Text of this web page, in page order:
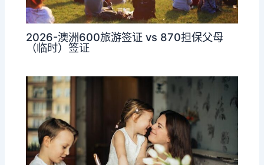
2026-澳洲600旅游签证 vs 870担保父母
（临时）签证